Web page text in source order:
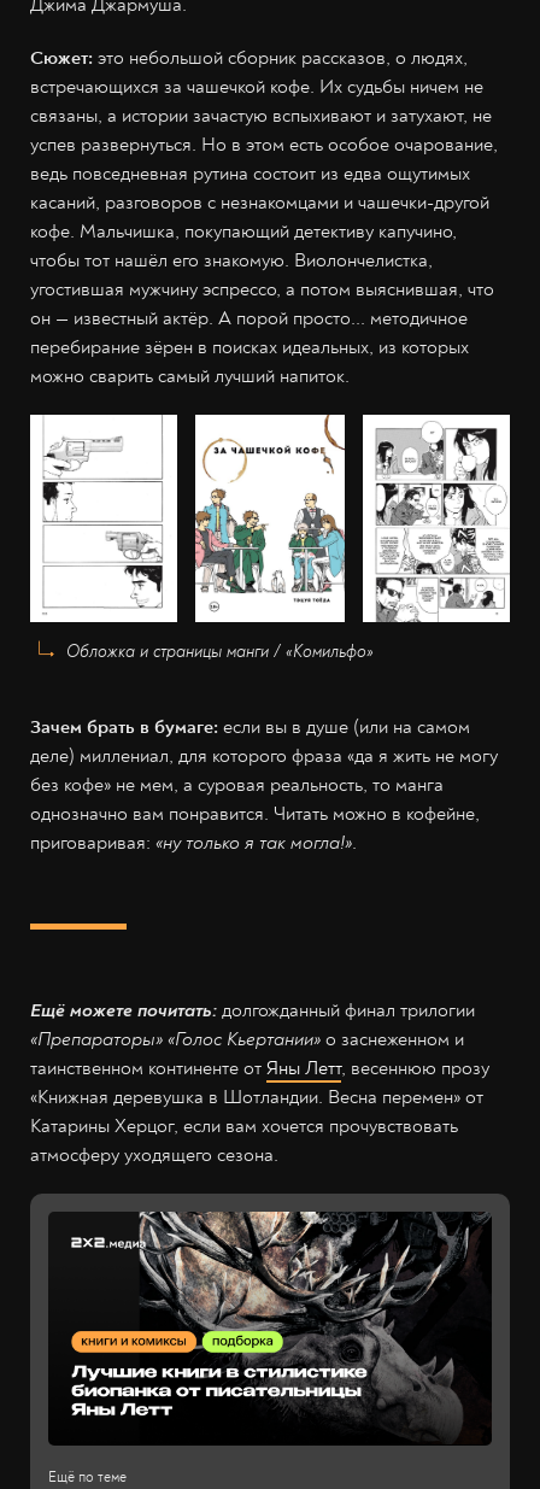
Сюжет: это небольшой сборник рассказов, о людях,
встречающихся за чашечкой кофе. Их судьбы ничем не
связаны, а истории зачастую вспыхивают и затухают, не
успев развернуться. Но в этом есть особое очарование,
ведь повседневная рутина состоит из едва ощутимых
касаний, разговоров с незнакомцами и чашечки-другой
кофе. Мальчишка, покупающий детективу капучино,
чтобы тот нашёл его знакомую. Виолончелистка,
угостившая мужчину эспрессо, а потом выяснившая, что
он — известный актёр. А порой просто... методичное
перебирание зёрен в поисках идеальных, из которых
можно сварить самый лучший напиток.
Обложка и страницы манги / «Комильфо»
Зачем брать в бумаге: если вы в душе (или на самом
деле) миллениал, для которого фраза «да я жить не могу
без кофе» не мем, а суровая реальность, то манга
однозначно вам понравится. Читать можно в кофейне,
приговаривая: «ну только я так могла!».
Ещё можете почитать: долгожданный финал трилогии
«Препараторы» «Голос Кьертании» о заснеженном и
таинственном континенте от Яны Летт, весеннюю прозу
«Книжная деревушка в Шотландии. Весна перемен» от
Катарины Херцог, если вам хочется прочувствовать
атмосферу уходящего сезона.